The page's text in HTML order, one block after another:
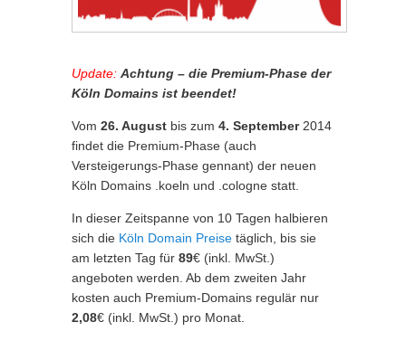
Update: Achtung – die Premium-Phase der
Köln Domains ist beendet!
Vom 26. August bis zum 4. September2014
findet die Premium-Phase (auch
Versteigerungs-Phase gennant) der neuen
Köln Domains .koeln und .cologne statt.
In dieser Zeitspanne von 10 Tagen halbieren
sich die Köln Domain Preise täglich, bis sie
am letzten Tag für 89€ (inkl. MwSt.)
angeboten werden. Ab dem zweiten Jahr
kosten auch Premium-Domains regulär nur
2,08€ (inkl. MwSt.) pro Monat.